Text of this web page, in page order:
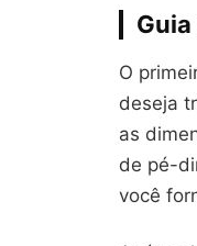
O
deseja
as
de pé-
você